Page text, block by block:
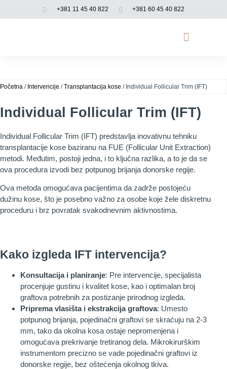
+381 11 45 40 822 +381 60 45 40 822
Početna / Intervencije /Transplantacija kose / Individual Follicular Trim (IFT)
Individual Follicular Trim (IFT)
Individual Follicular Trim (IFT) predstavlja inovativnu tehniku
transplantacije kose baziranu na FUE (Follicular Unit Extraction)
metodi. Međutim, postoji jedna, i to ključna razlika, a to je da se
ova procedura izvodi bez potpunog brijanja donorske regije.
Ova metoda omogućava pacijentima da zadrže postojeću
dužinu kose, što je posebno važno za osobe koje žele diskretnu
proceduru i brz povratak svakodnevnim aktivnostima.
Kako izgleda IFT intervencija?
Konsultacija i planiranje: Pre intervencije, specijalista
procenjuje gustinu i kvalitet kose, kao i optimalan broj
graftova potrebnih za postizanje prirodnog izgleda.
Priprema vlasišta i ekstrakcija graftova: Umesto
potpunog brijanja, pojedinačni graftovi se skraćuju na 2-3
mm, tako da okolna kosa ostaje nepromenjena i
omogućava prekrivanje tretiranog dela. Mikrokirurškim
instrumentom precizno se vade pojedinačni graftovi iz
donorske regije, bez oštećenja okolnog tkiva.